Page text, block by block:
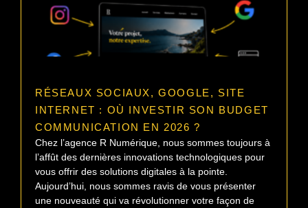
RÉSEAUX SOCIAUX, GOOGLE, SITE
INTERNET : OÙ INVESTIR SON BUDGET
COMMUNICATION EN 2026 ?
Chez l’agence R Numérique, nous sommes toujours à
l’affût des dernières innovations technologiques pour
vous offrir des solutions digitales à la pointe.
Aujourd’hui, nous sommes ravis de vous présenter
une nouveauté qui va révolutionner votre façon de